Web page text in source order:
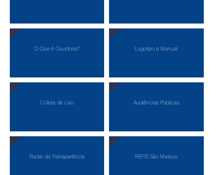
O Que é Ouvidoria? Logotipo e Manual
Coleta de Lixo Audiências Públicas
Radar da Transparência REFIS São Mateus